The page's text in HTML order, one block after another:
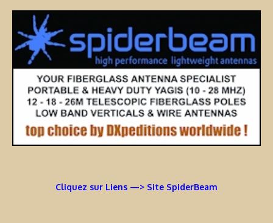
Cliquez sur Liens —> Site SpiderBeam